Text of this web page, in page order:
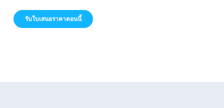
รับใบเสนอราคาตอนนี้